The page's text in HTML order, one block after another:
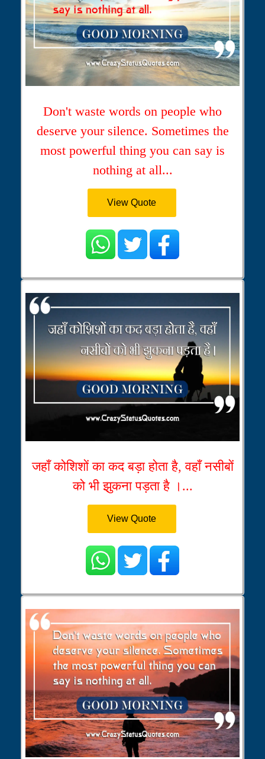
Don't waste words on people who
deserve your silence. Sometimes the
most powerful thing you can say is
nothing at all...
View Quote
जहाँ कोशिशों का कद बड़ा होता है, वहाँ नसीबों
को भी झुकना पड़ता है ।...
View Quote